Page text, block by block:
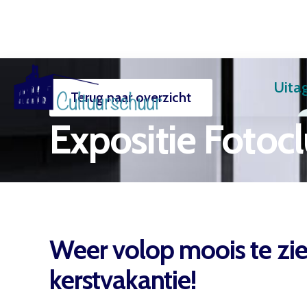
Terug naar overzicht
Expositie
Weer volop moois te
kerstvakantie!